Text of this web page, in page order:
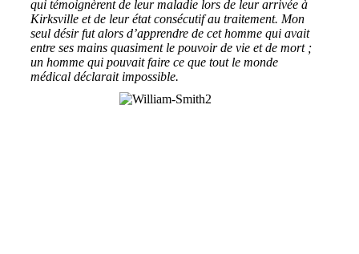
qui témoignèrent de leur maladie lors de leur arrivée à
Kirksville et de leur état consécutif au traitement. Mon
seul désir fut alors d’apprendre de cet homme qui avait
entre ses mains quasiment le pouvoir de vie et de mort ;
un homme qui pouvait faire ce que tout le monde
médical déclarait impossible.